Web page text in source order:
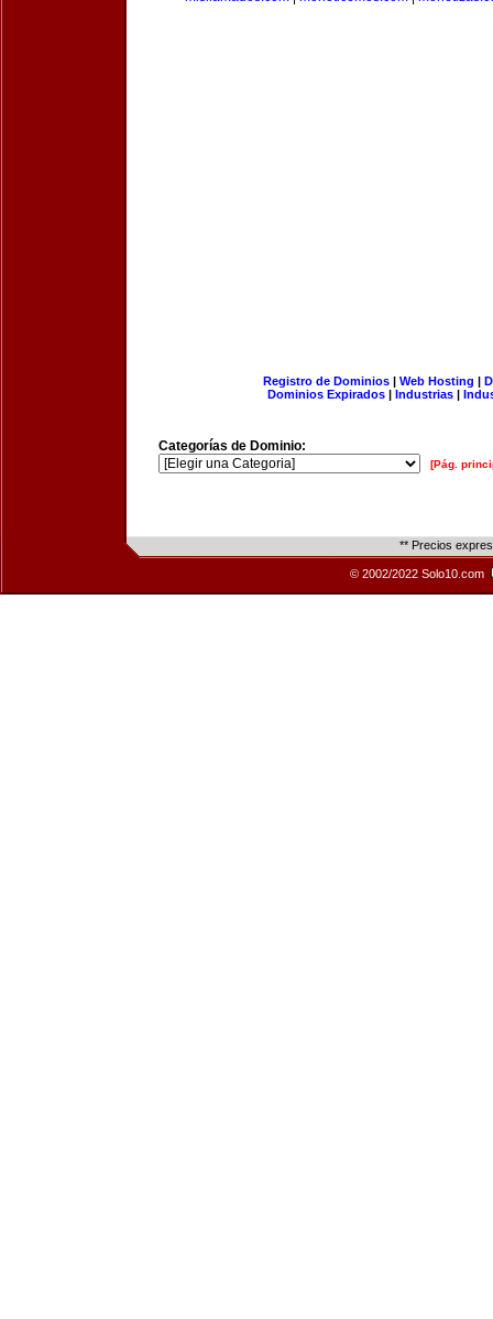
Registro de Dominios| Web Hosting |
Dominios Expirados | Industrias |
Categorías de Dominio:
[Pág.
** Precios
© 2002/2022 Solo10.com